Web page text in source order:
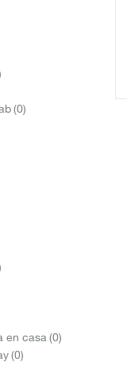
(0)
en casa(0)
(0)